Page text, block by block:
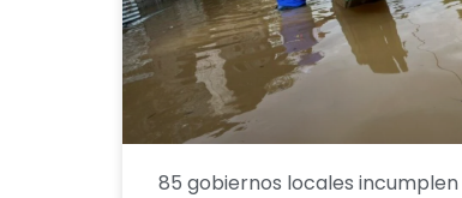
85 gobiernos locales incumplen